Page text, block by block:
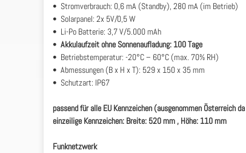
• Stromverbrauch: 0,6 mA (Standby), 280 mA (im Betrieb)
• Solarpanel: 2x 5V/0,5 W
• Li-Po Batterie: 3,7 V/5.000 mAh
• Akkulaufzeit ohne Sonnenaufladung: 100 Tage
• Betriebstemperatur: -20°C – 60°C (max. 70% RH)
• Abmessungen (B x H x T): 529 x 150 x 35 mm
• Schutzart: IP67
passend für alle EU Kennzeichen (ausgenommen Österreich
einzeilige Kennzeichen: Breite: 520 mm , Höhe: 110 mm
Funknetzwerk